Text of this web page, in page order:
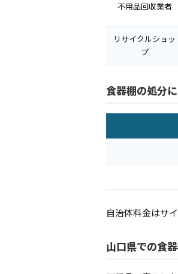
不用品回収業者
リサイクルショッ
プ
食器棚の処分
自治体料金はサ
山口県での食